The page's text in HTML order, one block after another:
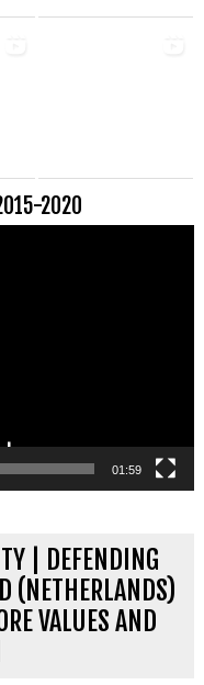
2020
01:59
| DEFENDING
(NETHERLANDS)
VALUES AND